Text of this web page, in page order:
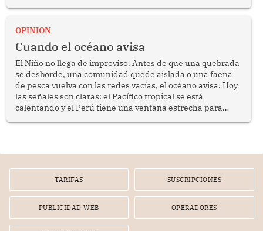
OPINION
Cuando el océano avisa
El Niño no llega de improviso. Antes de que una quebrada
se desborde, una comunidad quede aislada o una faena
de pesca vuelva con las redes vacías, el océano avisa. Hoy
las señales son claras: el Pacífico tropical se está
calentando y el Perú tiene una ventana estrecha para
TARIFAS SUSCRIPCIONES
PUBLICIDAD WEB OPERADORES